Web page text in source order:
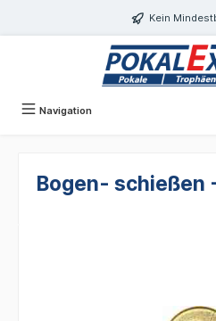
Kein
Navigation
Bogen- schießen